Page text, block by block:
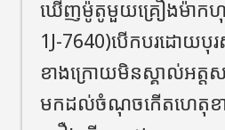
ឃើញម៉ូតូមួយគ្រឿងម៉ាកហុ
1J-7640)បើកបរដោយបុ
ខាងក្រោយមិនស្គាល់អត្
មកដល់ចំណុចកើតហេតុខា